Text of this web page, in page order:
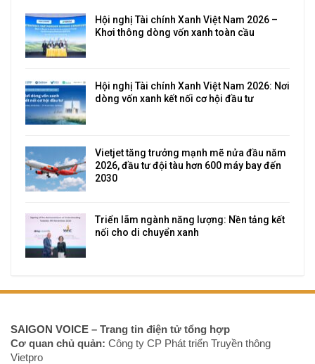
Hội nghị Tài chính Xanh Việt Nam 2026 –
Khơi thông dòng vốn xanh toàn cầu
Hội nghị Tài chính Xanh Việt Nam 2026: Nơi
dòng vốn xanh kết nối cơ hội đầu tư
Vietjet tăng trưởng mạnh mẽ nửa đầu năm
2026, đầu tư đội tàu hơn 600 máy bay đến
2030
Triển lãm ngành năng lượng: Nền tảng kết
nối cho di chuyển xanh
SAIGON VOICE – Trang tin điện tử tổng hợp
Cơ quan chủ quản: Công ty CP Phát triển Truyền thông
Vietpro